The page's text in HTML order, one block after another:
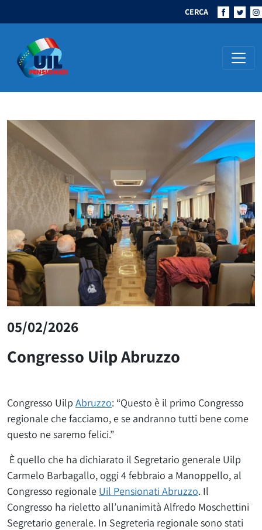
CERCA
Navigazione principale
05/02/2026
Congresso Uilp Abruzzo
Congresso Uilp Abruzzo: “Questo è il primo Congresso
regionale che facciamo, e se andranno tutti bene come
questo ne saremo felici.”
È quello che ha dichiarato il Segretario generale Uilp
Carmelo Barbagallo, oggi 4 febbraio a Manoppello, al
Congresso regionale Uil Pensionati Abruzzo. Il
Congresso ha rieletto all’unanimità Alfredo Moschettini
Segretario generale. In Segreteria regionale sono stati